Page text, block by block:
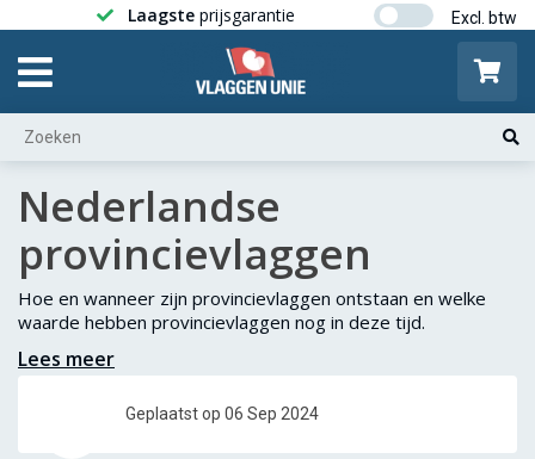
Laagste prijsgarantie Gratis
Nederlandse
provincievlaggen
Hoe en wanneer zijn provincievlaggen ontstaan en welke
waarde hebben provincievlaggen nog in deze tijd.
Lees meer
Geplaatst op 06 Sep 2024